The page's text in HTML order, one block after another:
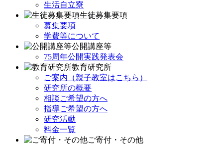
生活自立寮
生徒募集要項
募集要項
学費等について
公開講座等
75周年公開実践発表会
教育研究所
ご案内（親子教室はこちら）
研究所の概要
相談ご希望の方へ
指導ご希望の方へ
研究活動
料金一覧
ご寄付・その他